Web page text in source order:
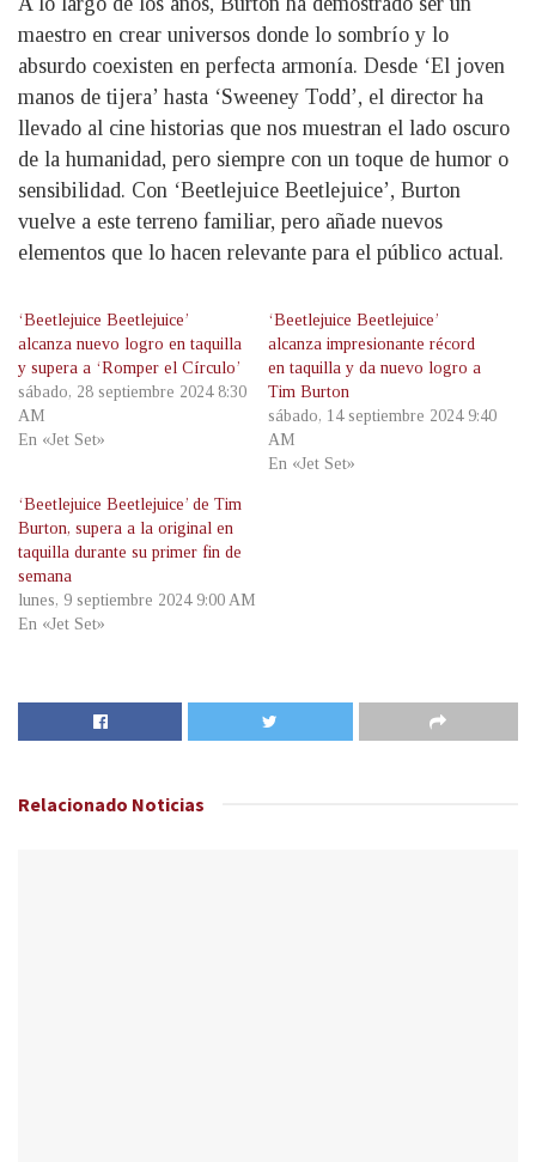
maestro en crear universos donde lo sombrío y lo
absurdo coexisten en perfecta armonía. Desde ‘El joven
manos de tijera’ hasta ‘Sweeney Todd’, el director ha
llevado al cine historias que nos muestran el lado oscuro
de la humanidad, pero siempre con un toque de humor o
sensibilidad. Con ‘Beetlejuice Beetlejuice’, Burton
vuelve a este terreno familiar, pero añade nuevos
elementos que lo hacen relevante para el público actual.
‘Beetlejuice Beetlejuice’
alcanza nuevo logro en taquilla
y supera a ‘Romper el Círculo’
sábado, 28 septiembre 2024 8:30
AM
En «Jet Set»
‘Beetlejuice Beetlejuice’
alcanza impresionante récord
en taquilla y da nuevo logro a
Tim Burton
sábado, 14 septiembre 2024 9:40
AM
En «Jet Set»
‘Beetlejuice Beetlejuice’ de Tim
Burton, supera a la original en
taquilla durante su primer fin de
semana
lunes, 9 septiembre 2024 9:00 AM
En «Jet Set»
Relacionado Noticias